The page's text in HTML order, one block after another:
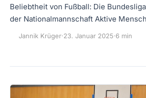
Beliebtheit von Fußball: Die
der Nationalmannschaft Aktive
Jannik Krüger·23. Januar 2025·6 min